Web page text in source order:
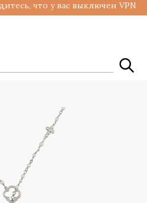
что у вас выключен VPN